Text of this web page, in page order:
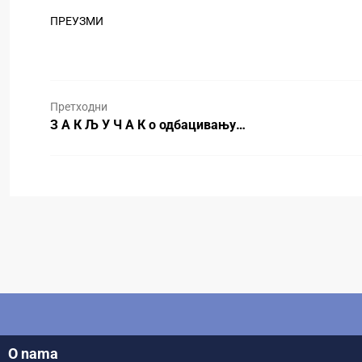
ПРЕУЗМИ
Претходни
З А К Љ У Ч А К о одбацивању…
O nama